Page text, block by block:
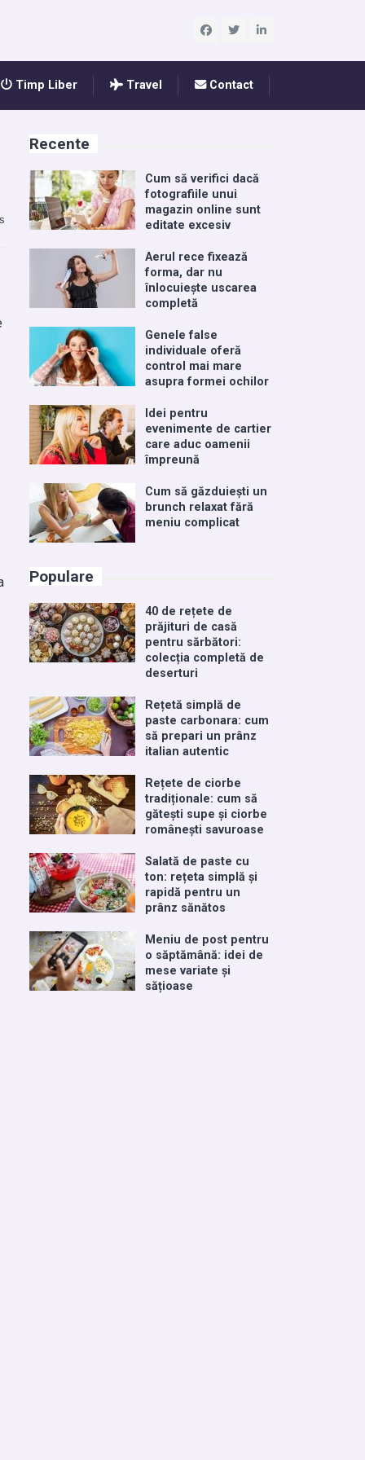
Timp Liber Travel Contact
Recente
Cum să verifici dacă
fotografiile unui
magazin online sunt
editate excesiv
Aerul rece fixează
forma, dar nu
înlocuiește uscarea
completă
Genele false
individuale oferă
control mai mare
asupra formei ochilor
Idei pentru
evenimente de cartier
care aduc oamenii
împreună
Cum să găzduiești un
brunch relaxat fără
meniu complicat
Populare
40 de rețete de
prăjituri de casă
pentru sărbători:
colecția completă de
deserturi
Rețetă simplă de
paste carbonara: cum
să prepari un prânz
italian autentic
Rețete de ciorbe
tradiționale: cum să
gătești supe și ciorbe
românești savuroase
Salată de paste cu
ton: rețeta simplă și
rapidă pentru un
prânz sănătos
Meniu de post pentru
o săptămână: idei de
mese variate și
sățioase